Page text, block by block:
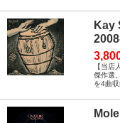
Kay
【当
傑作選
を4曲収